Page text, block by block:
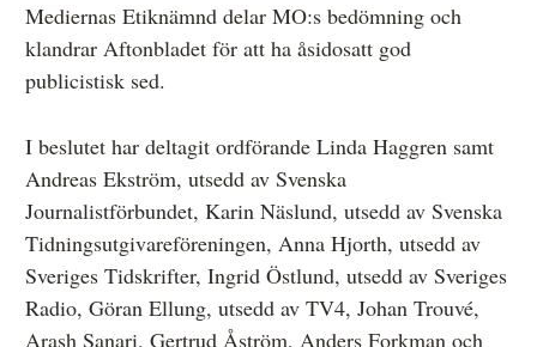
Mediernas Etiknämnd delar MO:s bedömning och
klandrar Aftonbladet för att ha åsidosatt god
publicistisk sed.
I beslutet har deltagit ordförande Linda Haggren samt
Andreas Ekström, utsedd av Svenska
Journalistförbundet, Karin Näslund, utsedd av Svenska
Tidningsutgivareföreningen, Anna Hjorth, utsedd av
Sveriges Tidskrifter, Ingrid Östlund, utsedd av Sveriges
Radio, Göran Ellung, utsedd av TV4, Johan Trouvé,
Arash Sanari, Gertrud Åström, Anders Forkman och